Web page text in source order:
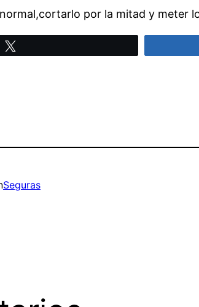
por la mitad y meter
Seguras